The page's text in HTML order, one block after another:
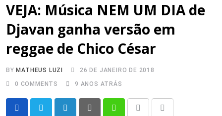
VEJA: Música NEM UM DIA de
Djavan ganha versão em
reggae de Chico César
BY MATHEUS LUZI
26 DE JANEIRO DE 2018
0 COMMENTS 9 ANOS ATRÁS